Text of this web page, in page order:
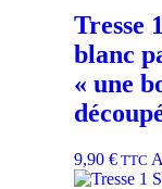
Tresse
blanc
« une
9,90 € TTC